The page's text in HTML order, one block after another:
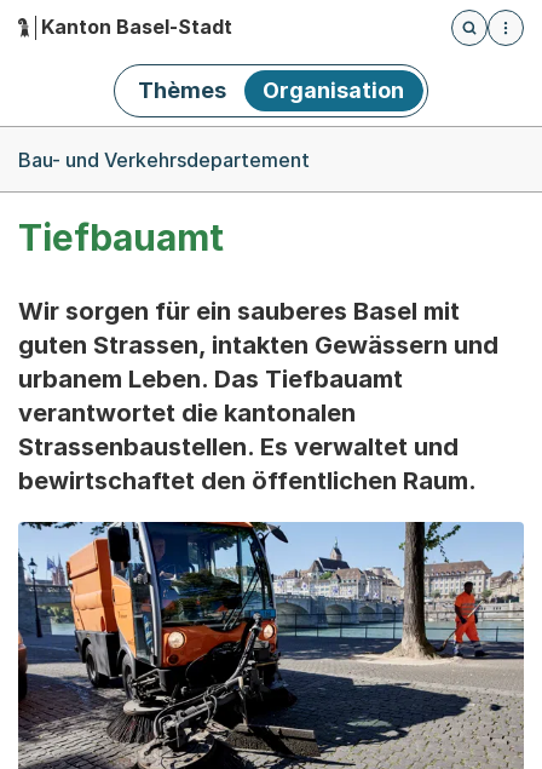
Hauptnavigation
Kanton Basel-Stadt
Öffnet
Thèmes Organisation
Bau- und Verkehrsdepartement
Tiefbauamt
Wir sorgen für ein sauberes Basel mit
guten Strassen, intakten Gewässern und
urbanem Leben. Das Tiefbauamt
verantwortet die kantonalen
Strassenbaustellen. Es verwaltet und
bewirtschaftet den öffentlichen Raum.